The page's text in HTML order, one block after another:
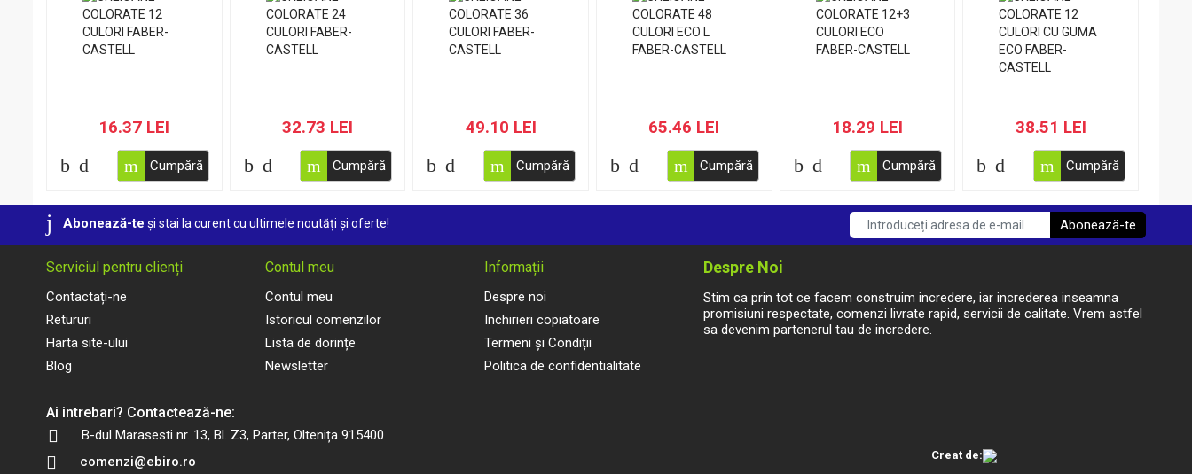
16.37 LEI
Cumpără
32.73 LEI
Cumpără
49.10 LEI
Cumpără
65.46 LEI
Cumpără
18.29 LEI
Cumpără
38.51 LEI
Cumpără
Abonează-te și stai la curent cu ultimele noutăți și oferte! Abonează-te
Serviciul pentru clienți
Contactați-ne
Retururi
Harta site-ului
Blog
Contul meu
Contul meu
Istoricul comenzilor
Lista de dorințe
Newsletter
Informații
Despre noi
Inchirieri copiatoare
Termeni și Condiții
Politica de confidentialitate
Despre Noi
Stim ca prin tot ce facem construim incredere, iar increderea inseamna
promisiuni respectate, comenzi livrate rapid, servicii de calitate. Vrem astfel
sa devenim partenerul tau de incredere.
Ai intrebari? Contactează-ne:
B-dul Marasesti nr. 13, Bl. Z3, Parter, Oltenița 915400
comenzi@ebiro.ro
Creat de: